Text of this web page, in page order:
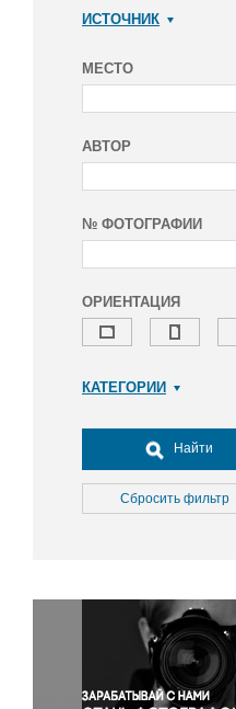
ИСТОЧНИК
МЕСТО
АВТОР
№ ФОТОГРАФИИ
ОРИЕНТАЦИЯ
КАТЕГОРИИ
Досуг, туризм и отдых
Культура
Медицина
Окружающая среда
Политика
Правосудие
Происшествия и
Найти
Сбросить фильтр